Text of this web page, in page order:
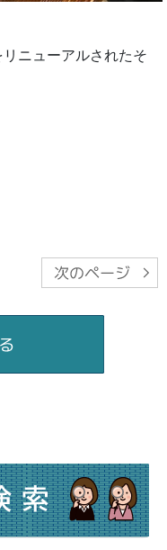
ニューアルされたそ